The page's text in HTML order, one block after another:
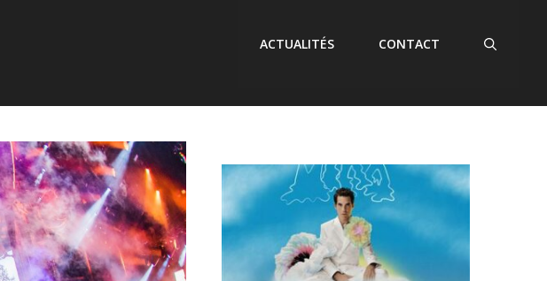
ACTUALITÉS CONTACT